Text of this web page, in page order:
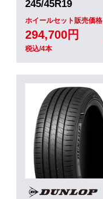
245/45R19
ホイールセット販売価格
294,700円
税込/4本